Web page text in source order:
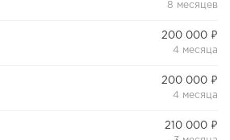
8 месяцев
200 000 ₽
4 месяца
200 000 ₽
4 месяца
210 000 ₽